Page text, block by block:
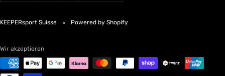
KEEPERsport Suisse Powered by Shopify
Wir akzeptieren